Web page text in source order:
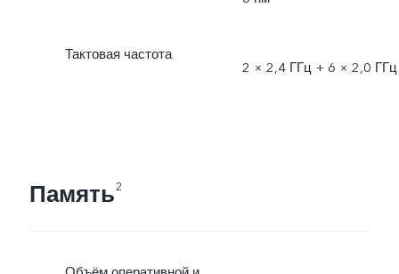
Тактовая частота
2 × 2,4 ГГц + 6 × 2,0 ГГц
Память2